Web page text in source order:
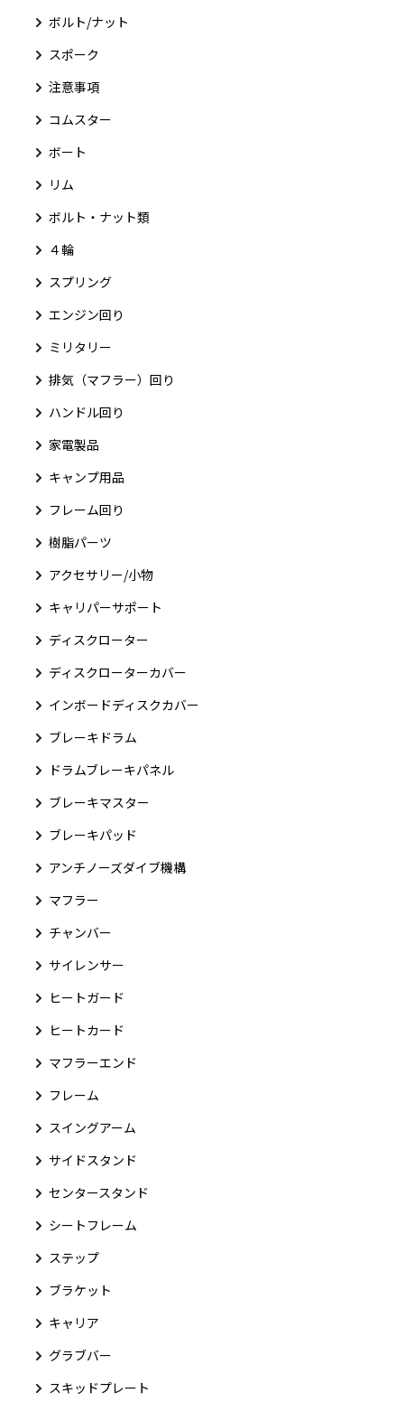
ボルト/ナット
スポーク
注意事項
コムスター
ボート
リム
ボルト・ナット類
４輪
スプリング
エンジン回り
ミリタリー
排気（マフラー）回り
ハンドル回り
家電製品
キャンプ用品
フレーム回り
樹脂パーツ
アクセサリー/小物
キャリパーサポート
ディスクローター
ディスクローターカバー
インボードディスクカバー
ブレーキドラム
ドラムブレーキパネル
ブレーキマスター
ブレーキパッド
アンチノーズダイブ機構
マフラー
チャンバー
サイレンサー
ヒートガード
ヒートカード
マフラーエンド
フレーム
スイングアーム
サイドスタンド
センタースタンド
シートフレーム
ステップ
ブラケット
キャリア
グラブバー
スキッドプレート